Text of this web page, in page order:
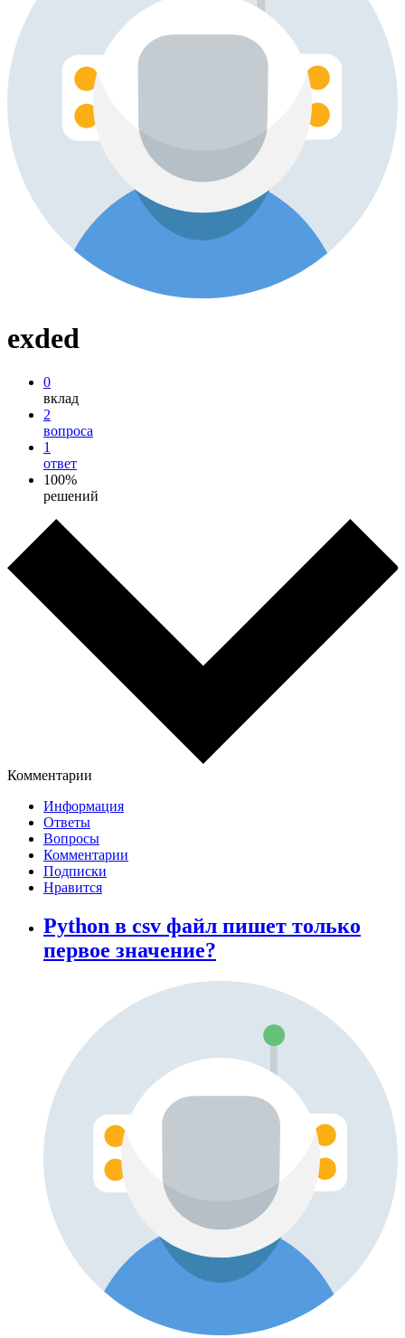
exded
0
вклад
2
вопроса
1
ответ
100%
решений
Комментарии
Информация
Ответы
Вопросы
Комментарии
Подписки
Нравится
Python в csv файл пишет только
первое значение?